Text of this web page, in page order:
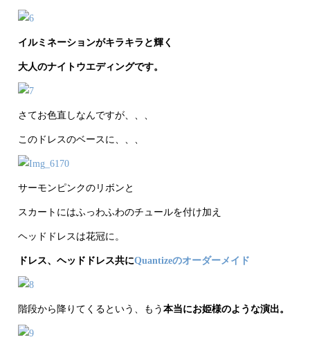
イルミネーションがキラキラと輝く
大人のナイトウエディングです。
さてお色直しなんですが、、、
このドレスのベースに、、、
サーモンピンクのリボンと
スカートにはふっわふわのチュールを付け加え
ヘッドドレスは花冠に。
ドレス、ヘッドドレス共にQuantizeのオーダーメイド
階段から降りてくるという、もう本当にお姫様のような演出。